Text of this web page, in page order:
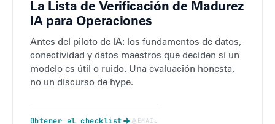
La Lista de Verificación de Madurez
IA para Operaciones
Antes del piloto de IA: los fundamentos de datos,
conectividad y datos maestros que deciden si un
modelo es útil o ruido. Una evaluación honesta,
no un discurso de hype.
Obtener el checklist EMAIL